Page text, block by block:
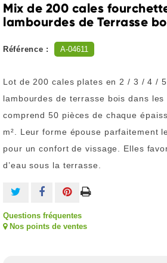
Mix de 200 cales
lambourdes de Terrasse
Référence : A-04611
Lot de 200 cales plates en 2 / 3 / 4 /
lambourdes de terrasse bois dans
comprend 50 pièces de chaque
m². Leur forme épouse parfaitement
pour un confort de vissage. Elles
d’eau sous la terrasse.
Questions fréquentes
Nos points de ventes